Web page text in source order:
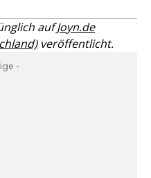
aufJoyn.de
veröffentlicht.
-